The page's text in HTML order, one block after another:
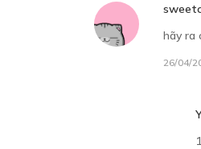
hãy ra
26/04/